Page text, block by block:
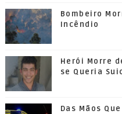
Bombeiro
Incêndio
Herói Morre
se Queria
Das Mãos